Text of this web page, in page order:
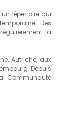
répertoire qui
Des
la
Autriche, aux
Depuis
Communauté